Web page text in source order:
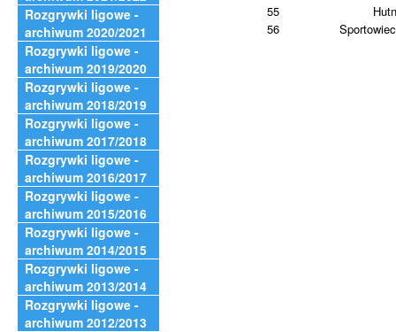
Rozgrywki ligowe -
archiwum 2020/2021
Rozgrywki ligowe -
archiwum 2019/2020
Rozgrywki ligowe -
archiwum 2018/2019
Rozgrywki ligowe -
archiwum 2017/2018
Rozgrywki ligowe -
archiwum 2016/2017
Rozgrywki ligowe -
archiwum 2015/2016
Rozgrywki ligowe -
archiwum 2014/2015
Rozgrywki ligowe -
archiwum 2013/2014
Rozgrywki ligowe -
archiwum 2012/2013
55
56